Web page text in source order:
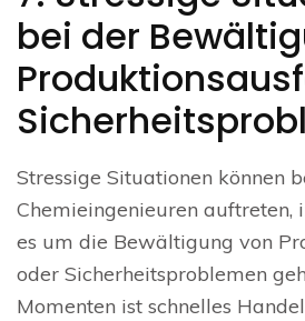
bei der
Stressige Situationen können
Chemieingenieuren auftreten,
es um die Bewältigung von
oder Sicherheitsproblemen
Momenten ist schnelles